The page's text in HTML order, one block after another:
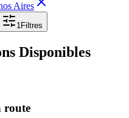
Aires
1Filtres
Disponibles
route